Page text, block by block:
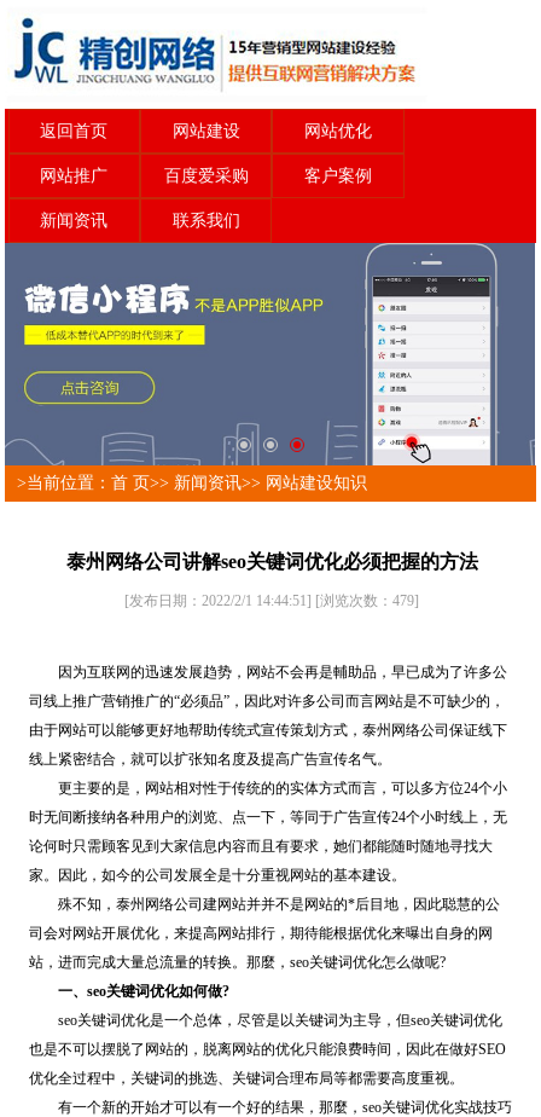
返回首页 网站建设 网站优化
网站推广 百度爱采购 客户案例
新闻资讯 联系我们
>当前位置：首 页>> 新闻资讯>> 网站建设知识
泰州网络公司讲解seo关键词优化必须把握的方法
[发布日期：2022/2/1 14:44:51] [浏览次数：479]
因为互联网的迅速发展趋势，网站不会再是輔助品，早已成为了许多公
司线上推广营销推广的“必须品”，因此对许多公司而言网站是不可缺少的，
由于网站可以能够更好地帮助传统式宣传策划方式，泰州网络公司保证线下
线上紧密结合，就可以扩张知名度及提高广告宣传名气。
更主要的是，网站相对性于传统的的实体方式而言，可以多方位24个小
时无间断接纳各种用户的浏览、点一下，等同于广告宣传24个小时线上，无
论何时只需顾客见到大家信息内容而且有要求，她们都能随时随地寻找大
家。因此，如今的公司发展全是十分重视网站的基本建设。
殊不知，泰州网络公司建网站并并不是网站的*后目地，因此聪慧的公
司会对网站开展优化，来提高网站排行，期待能根据优化来曝出自身的网
站，进而完成大量总流量的转换。那麼，seo关键词优化怎么做呢?
一、seo关键词优化如何做?
seo关键词优化是一个总体，尽管是以关键词为主导，但seo关键词优化
也是不可以摆脱了网站的，脱离网站的优化只能浪费時间，因此在做好SEO
优化全过程中，关键词的挑选、关键词合理布局等都需要高度重视。
有一个新的开始才可以有一个好的结果，那麼，seo关键词优化实战技巧